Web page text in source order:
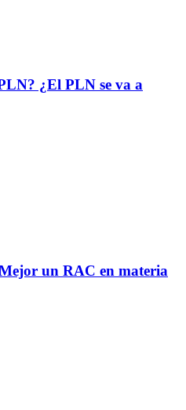
¿El PLN se va a
un RAC en materia